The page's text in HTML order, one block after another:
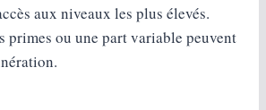
aux niveaux les plus élevés.
primes ou une part variable peuvent